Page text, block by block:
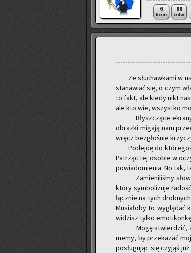
6
kom
88
odw
Ze słu­chaw­ka­mi w
sta­na­wiać się, o czym
to fakt, ale kiedy nikt
ale kto wie, wszyst­ko
Błysz­czą­ce
ob­raz­ki mi­ga­ją nam
wręcz bez­gło­śnie
Po­dej­dę do
Pa­trząc tej oso­bie w
po­wia­do­mie­nia. No tak,
Za­mie­ni­li­śmy
który sym­bo­li­zu­je
łącz­nie na tych
Mu­sia­ło­by to wy­glą­dać
wi­dzisz tylko
Mogę stwier­dzić,
memy, by prze­ka­zać
po­słu­gu­jąc się czy­jąś